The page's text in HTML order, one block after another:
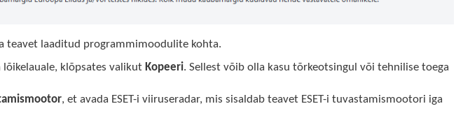
teavet laaditud programmimoodulite kohta.
klõpsates valikut Kopeeri. Sellest võib olla kasu tõrkeotsingul või tehnilise toega
, et avada ESET-i viiruseradar, mis sisaldab teavet ESET-i tuvastamismootori iga